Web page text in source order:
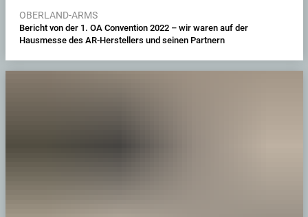
OBERLAND-ARMS
Bericht von der 1. OA Convention 2022 – wir waren auf der
Hausmesse des AR-Herstellers und seinen Partnern